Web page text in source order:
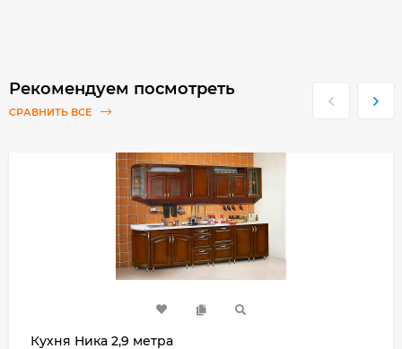
Рекомендуем посмотреть
СРАВНИТЬ ВСЕ
Кухня Ника 2,9 метра